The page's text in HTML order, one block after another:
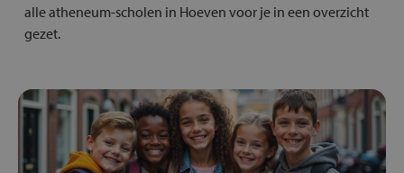
alle atheneum-scholen in Hoeven voor je in een overzicht
gezet.